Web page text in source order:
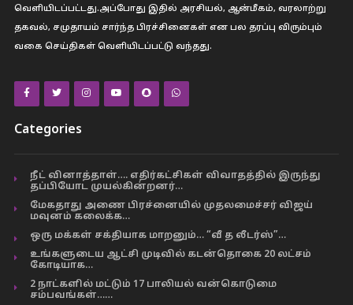
வெளியிடப்பட்டது.அப்போது இதில் அரசியல், ஆன்மீகம், வரலாற்று
தகவல், சமுதாயம் சார்ந்த பிரச்சினைகள் என பல தரப்பு விரும்பும்
வகை செய்திகள் வெளியிடப்பட்டு வந்தது.
Categories
நீட் வினாத்தாள்…. எதிர்கட்சிகள் விவாதத்தில் இருந்து
தப்பியோட முயல்கின்றனர்…
மேகதாது அணை பிரச்னையில் முதலமைச்சர் விஜய்
மவுனம் கலைக்க…
ஒரு மக்கள் சக்தியாக மாறனும்… “வீ த லீடர்ஸ்”…
உங்களுடைய ஆட்சி முடிவில் கடன்தொகை 20 லட்சம்
கோடியாக…
2 நாட்களில் மட்டும் 17 பாலியல் வன்கொடுமை
சம்பவங்கள்……